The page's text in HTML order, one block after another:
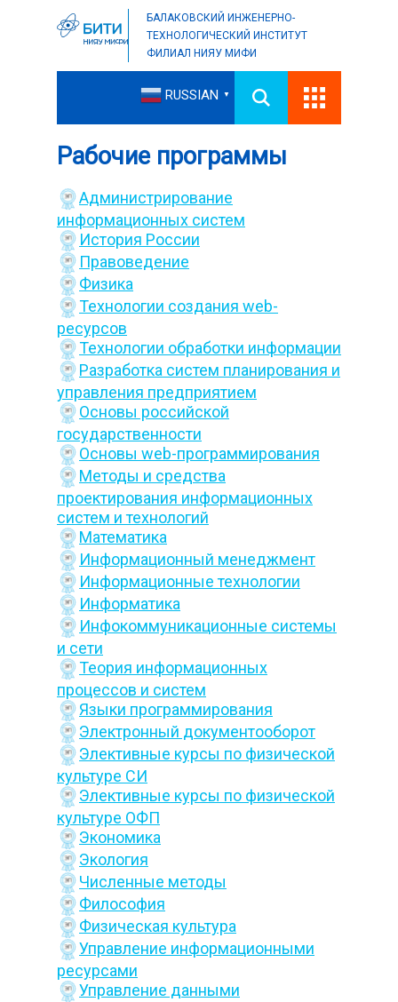
БАЛАКОВСКИЙ ИНЖЕНЕРНО-
ТЕХНОЛОГИЧЕСКИЙ ИНСТИТУТ
ФИЛИАЛ НИЯУ МИФИ
RUSSIAN ▼
Рабочие программы
Администрирование
информационных систем
История России
Правоведение
Физика
Технологии создания web-
ресурсов
Технологии обработки информации
Разработка систем планирования и
управления предприятием
Основы российской
государственности
Основы web-программирования
Методы и средства
проектирования информационных
систем и технологий
Математика
Информационный менеджмент
Информационные технологии
Информатика
Инфокоммуникационные системы
и сети
Теория информационных
процессов и систем
Языки программирования
Электронный документооборот
Элективные курсы по физической
культуре СИ
Элективные курсы по физической
культуре ОФП
Экономика
Экология
Численные методы
Философия
Физическая культура
Управление информационными
ресурсами
Управление данными